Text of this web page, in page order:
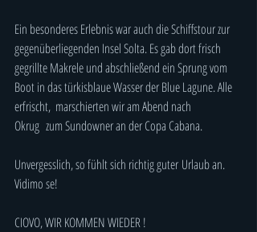
Ein besonderes Erlebnis war auch die Schiffstour zur
gegenüberliegenden Insel Solta. Es gab dort frisch
gegrillte Makrele und abschließend ein Sprung vom
Boot in das türkisblaue Wasser der Blue Lagune. Alle
erfrischt,  marschierten wir am Abend nach
Okrug  zum Sundowner an der Copa Cabana.
Unvergesslich, so fühlt sich richtig guter Urlaub an.
Vidimo se!
CIOVO, WIR KOMMEN WIEDER !